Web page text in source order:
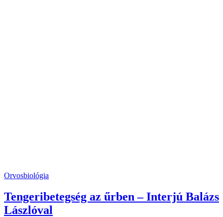
Orvosbiológia
Tengeribetegség az űrben – Interjú Balázs
Lászlóval